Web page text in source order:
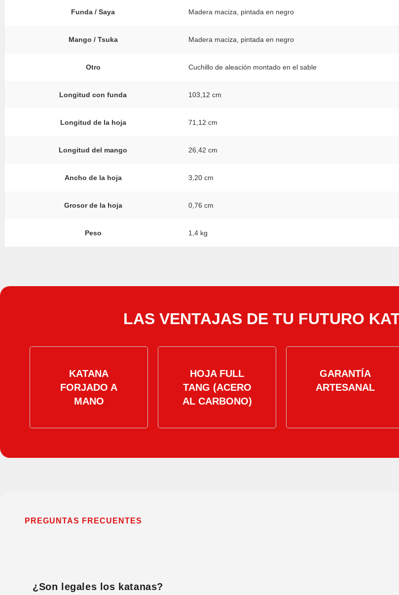
Funda / Saya Madera maciza, pintada en negro
Mango / Tsuka Madera maciza, pintada en negro
Otro Cuchillo de aleación montado en el sable
Longitud con funda 103,12 cm
Longitud de la hoja 71,12 cm
Longitud del mango 26,42 cm
Ancho de la hoja 3,20 cm
Grosor de la hoja 0,76 cm
Peso 1,4 kg
LAS VENTAJAS DE TU FUTURO
KATANA
FORJADO A
MANO
HOJA FULL
TANG (ACERO
AL CARBONO)
GARANTÍA
ARTESANAL
PREGUNTAS FRECUENTES
¿Son legales los katanas?